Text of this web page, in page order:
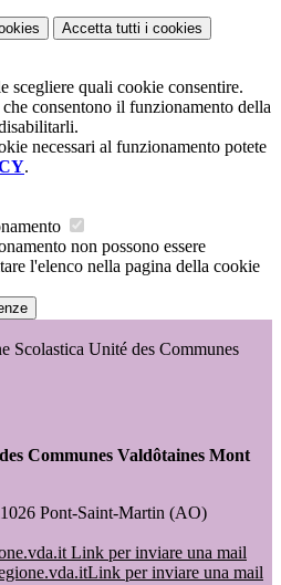
Accetta tutti i cookies
scegliere quali cookie consentire.
consentono il funzionamento della
necessari al funzionamento potete
.
non possono essere
l'elenco nella pagina della cookie
Scolastica Unité des Communes
Communes Valdôtaines Mont
Pont-Saint-Martin (AO)
Link per inviare una mail
Link per inviare una mail